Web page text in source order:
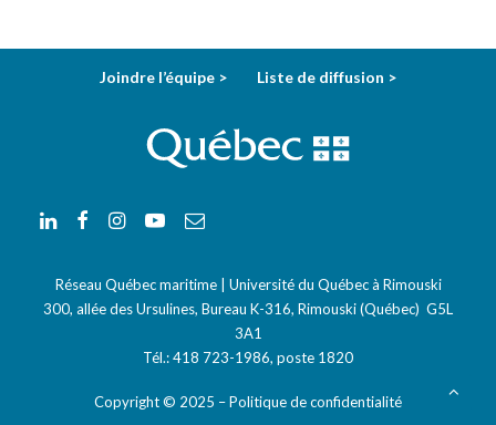
Joindre l’équipe > Liste de diffusion >
Réseau Québec maritime | Université du Québec à Rimouski
300, allée des Ursulines, Bureau K-316, Rimouski (Québec) G5L
3A1
Tél.:418 723-1986, poste 1820
Copyright © 2025 –Politique de confidentialité